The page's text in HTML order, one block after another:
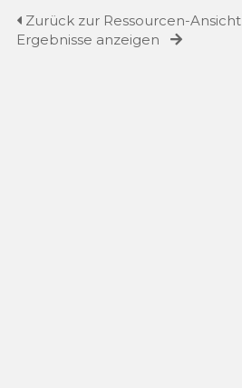
Zurück zur Ressourcen-Ansicht
Ergebnisse anzeigen